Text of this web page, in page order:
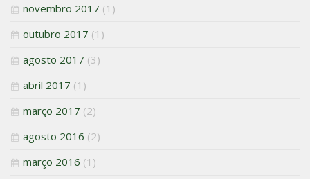
novembro 2017 (1)
outubro 2017 (1)
agosto 2017 (3)
abril 2017 (1)
março 2017 (2)
agosto 2016 (2)
março 2016 (1)